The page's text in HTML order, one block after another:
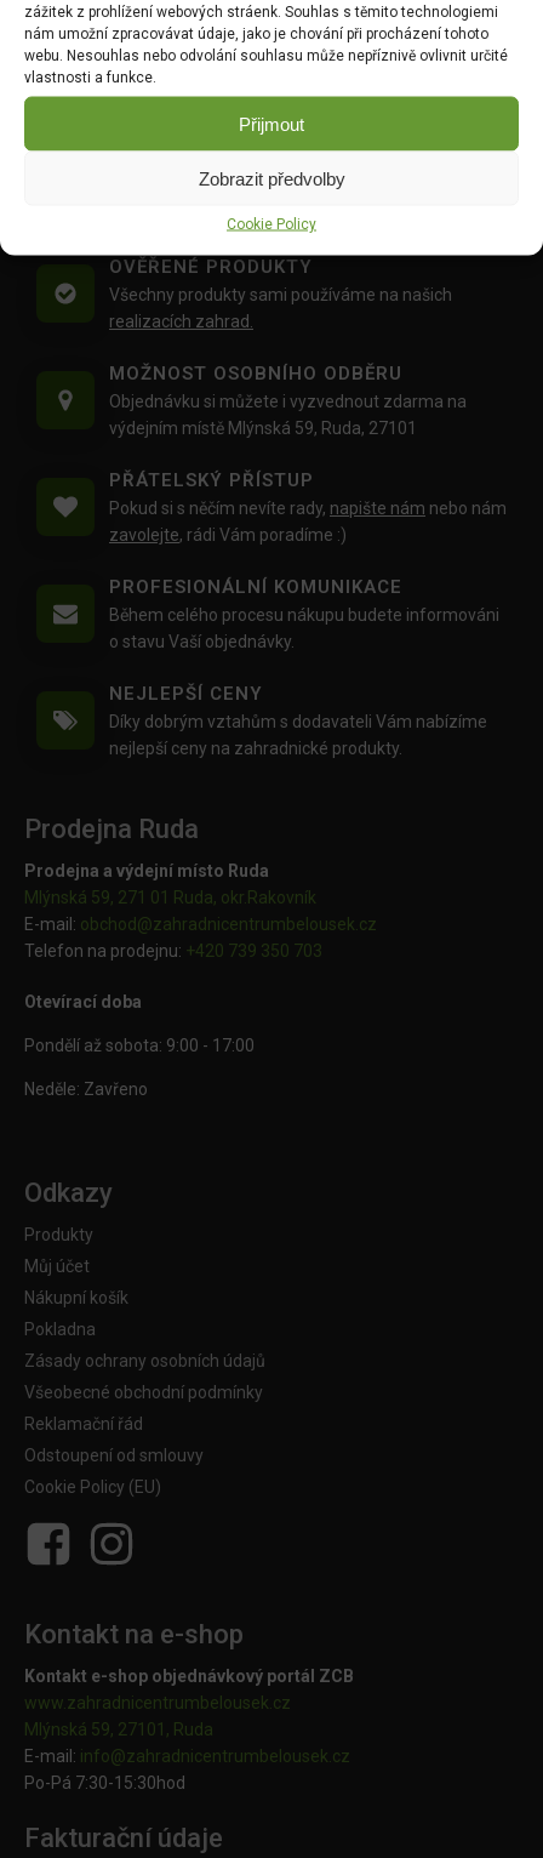
zážitek z prohlížení webových stráenk. Souhlas s těmito technologiemi
nám umožní zpracovávat údaje, jako je chování při procházení tohoto
webu. Nesouhlas nebo odvolání souhlasu může nepříznivě ovlivnit určité
vlastnosti a funkce.
Přijmout
Zobrazit předvolby
Cookie Policy
DO KOŠÍKU
189.00
DO KOŠÍKU
189.00
Kč
Doprava objednávek od 1500 Kč,
30 Kg, je zdarma.
OVĚŘENÉ PRODUKTY
Všechny produkty sami používáme na našich
realizacích zahrad.
MOŽNOST OSOBNÍHO ODBĚRU
Objednávku si můžete i vyzvednout zdarma na
výdejním místě Mlýnská 59, Ruda, 27101
PŘÁTELSKÝ PŘÍSTUP
Pokud si s něčím nevíte rady, napište nám nebo nám
zavolejte, rádi Vám poradíme :)
PROFESIONÁLNÍ KOMUNIKACE
Během celého procesu nákupu budete informováni
o stavu Vaší objednávky.
NEJLEPŠÍ CENY
Díky dobrým vztahům s dodavateli Vám nabízíme
nejlepší ceny na zahradnické produkty.
Prodejna Ruda
Prodejna a výdejní místo Ruda
Mlýnská 59, 271 01 Ruda, okr.Rakovník
E-mail: obchod@zahradnicentrumbelousek.cz
Telefon na prodejnu: +420 739 350 703
Otevírací doba
Pondělí až sobota: 9:00 - 17:00
Neděle: Zavřeno
Odkazy
Produkty
Můj účet
Nákupní košík
Pokladna
Zásady ochrany osobních údajů
Všeobecné obchodní podmínky
Reklamační řád
Odstoupení od smlouvy
Cookie Policy (EU)
Kontakt na e-shop
Kontakt e-shop objednávkový portál ZCB
www.zahradnicentrumbelousek.cz
Mlýnská 59, 27101, Ruda
E-mail: info@zahradnicentrumbelousek. cz
Po-Pá 7:30-15:30hod
Fakturační údaje